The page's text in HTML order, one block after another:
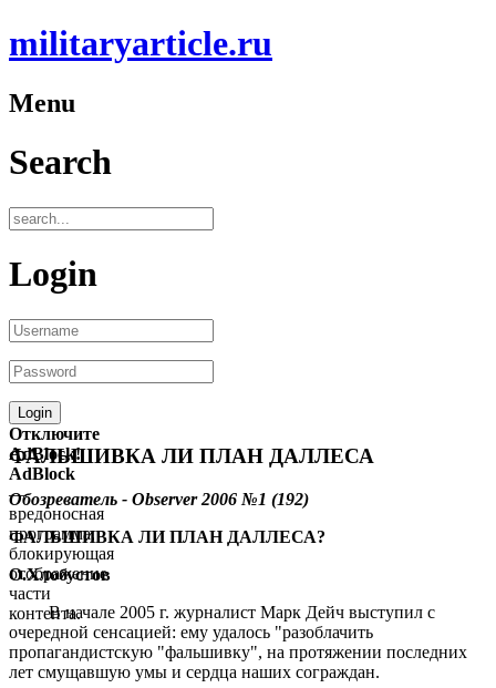
militaryarticle.ru
Menu
Search
Login
Отключите
AdBlock!
AdBlock
—
вредоносная
программа,
блокирующая
отображение
части
контента.
ФАЛЬШИВКА ЛИ ПЛАН ДАЛЛЕСА
Обозреватель - Observer 2006 №1 (192)
ФАЛЬШИВКА ЛИ ПЛАН ДАЛЛЕСА?
О.Хлобустов
В начале 2005 г. журналист Марк Дейч выступил с
очередной сенсацией: ему удалось "разоблачить
пропагандистскую "фальшивку", на протяжении последних
лет смущавшую умы и сердца наших сограждан.